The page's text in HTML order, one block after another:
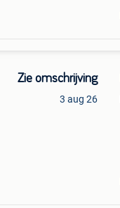
Zie omschrijving
3 aug 26